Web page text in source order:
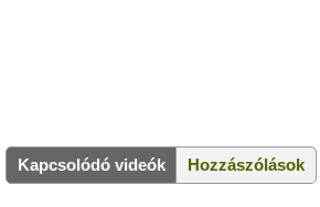
Kapcsolódó videók Hozzászólások